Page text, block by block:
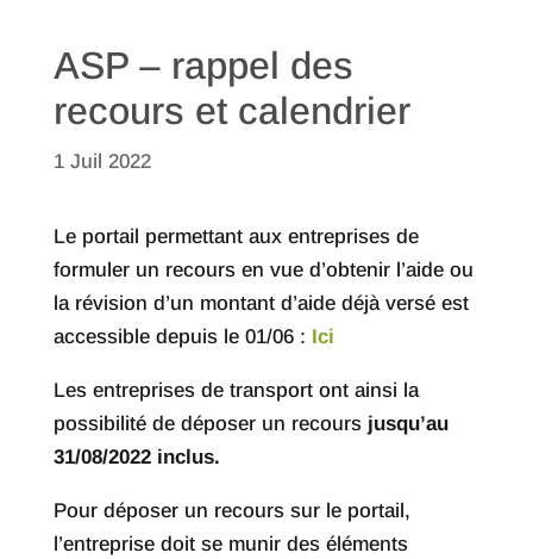
ASP – rappel des
recours et calendrier
1 Juil 2022
Le portail permettant aux entreprises de
formuler un recours en vue d’obtenir l’aide ou
la révision d’un montant d’aide déjà versé est
accessible depuis le 01/06 : Ici
Les entreprises de transport ont ainsi la
possibilité de déposer un recours jusqu’au
31/08/2022 inclus.
Pour déposer un recours sur le portail,
l’entreprise doit se munir des éléments